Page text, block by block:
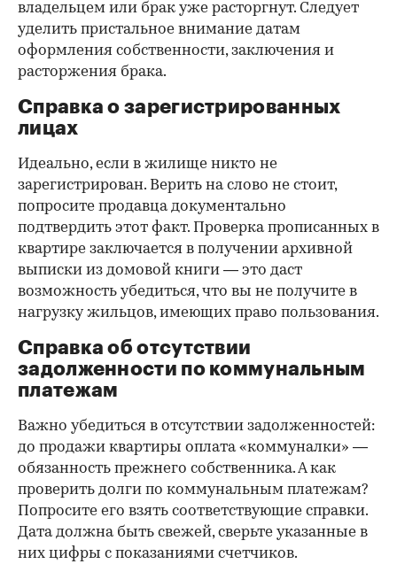
владельцем или брак уже расторгнут. Следует
уделить пристальное внимание датам
оформления собственности, заключения и
расторжения брака.
Справка о зарегистрированных
лицах
Идеально, если в жилище никто не
зарегистрирован. Верить на слово не стоит,
попросите продавца документально
подтвердить этот факт. Проверка прописанных в
квартире заключается в получении архивной
выписки из домовой книги — это даст
возможность убедиться, что вы не получите в
нагрузку жильцов, имеющих право пользования.
Справка об отсутствии
задолженности по коммунальным
платежам
Важно убедиться в отсутствии задолженностей:
до продажи квартиры оплата «коммуналки» —
обязанность прежнего собственника. А как
проверить долги по коммунальным платежам?
Попросите его взять соответствующие справки.
Дата должна быть свежей, сверьте указанные в
них цифры с показаниями счетчиков.